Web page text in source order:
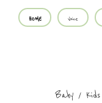
HOME Voice
Baby / Kids